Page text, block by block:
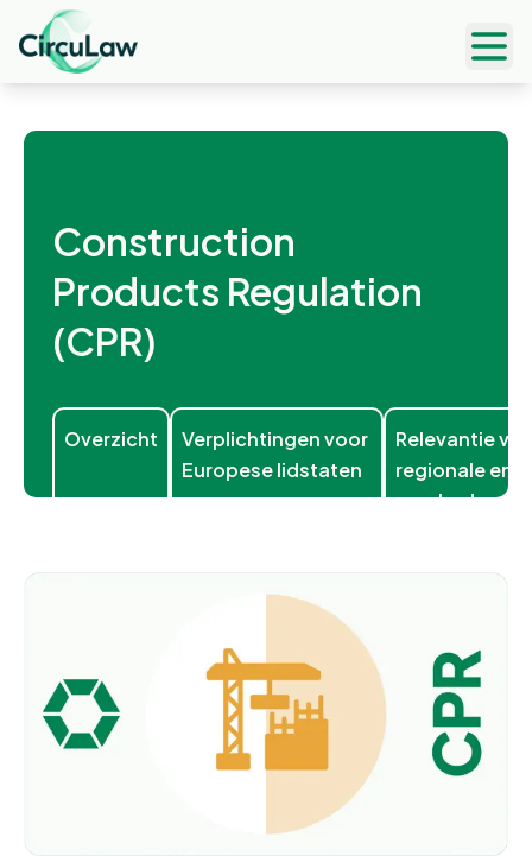
Construction
Products Regulation
(CPR)
Overzicht
Verplichtingen voor
Europese lidstaten
Relevantie
regionale en
overheden